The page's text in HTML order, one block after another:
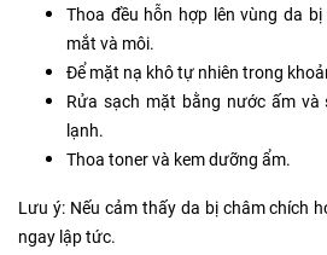
Thoa đều hỗn hợp lên vùng da
mắt và môi.
Để mặt nạ khô tự nhiên trong
Rửa sạch mặt bằng nước ấm
lạnh.
Thoa toner và kem dưỡng ẩm.
Lưu ý: Nếu cảm thấy da bị châm chích
ngay lập tức.